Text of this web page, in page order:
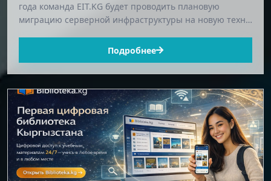
года команда EIT.KG будет проводить плановую
миграцию серверной инфраструктуры на новую техн…
Подробнее